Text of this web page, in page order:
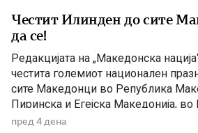
Честит Илинден до сите
да се!
Редакцијата на „Македонска
честита големиот национален
сите Македонци во Република
Пиринска и Егејска Македонија,
и на македонското иселеништво
пред 4 дена